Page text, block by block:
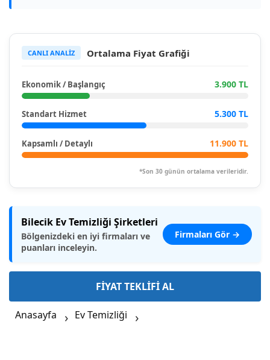
CANLI ANALİZ Ortalama Fiyat Grafiği
Ekonomik / Başlangıç 3.900 TL
Standart Hizmet 5.300 TL
Kapsamlı / Detaylı 11.900 TL
*Son 30 günün ortalama verileridir.
Bilecik Ev Temizliği Şirketleri
Bölgenizdeki en iyi firmaları ve
puanları inceleyin.
Firmaları Gör →
FİYAT TEKLİFİ AL
Anasayfa Ev Temizliği